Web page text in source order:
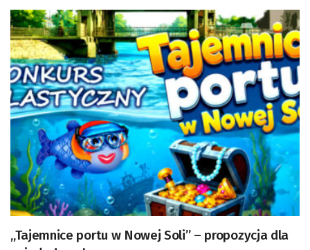
„Tajemnice portu w Nowej Soli” – propozycja dla